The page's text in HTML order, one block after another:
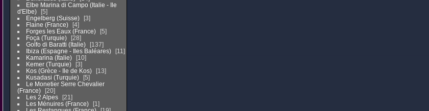
Elbe Marina di Campo (Italie - Ile
d'Elbe)
5
Engelberg (Suisse)
3
Flaine (France)
4
Forges les Eaux (France)
5
Foça (Turquie)
28
Golfo di Baratti (Italie)
137
Ibiza (Espagne - Iles Baléares)
11
Kamarina (Italie)
10
Kemer (Turquie)
3
Kos (Grèce - Ile de Kos)
13
Kusadasi (Turquie)
5
Le Monetier Serre Chevalier
(France)
20
Les 2 Alpes
21
Les Ménuires (France)
1